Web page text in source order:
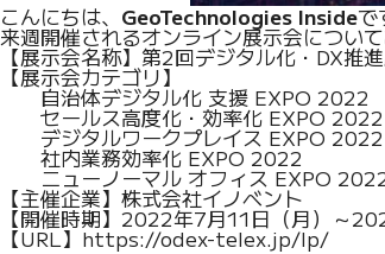
こんにちは、 GeoTechnologies Insideで
来週開催されるオンライン展示会について
【展示会名称】第2回デジタル化・DX推
【展示会カテゴリ】
自治体デジタル化 支援 EXPO 2022
セールス高度化・効率化 EXPO 2022
デジタルワークプレイス EXPO 2022
社内業務効率化 EXPO 2022
ニューノーマル オフィス EXPO
【主催企業】株式会社イノベント
【開催時期】2022年7月11日（月）～
【URL】https://odex-telex.jp/lp/